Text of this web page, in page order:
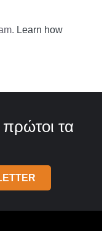
Learn how
πρώτοι τα